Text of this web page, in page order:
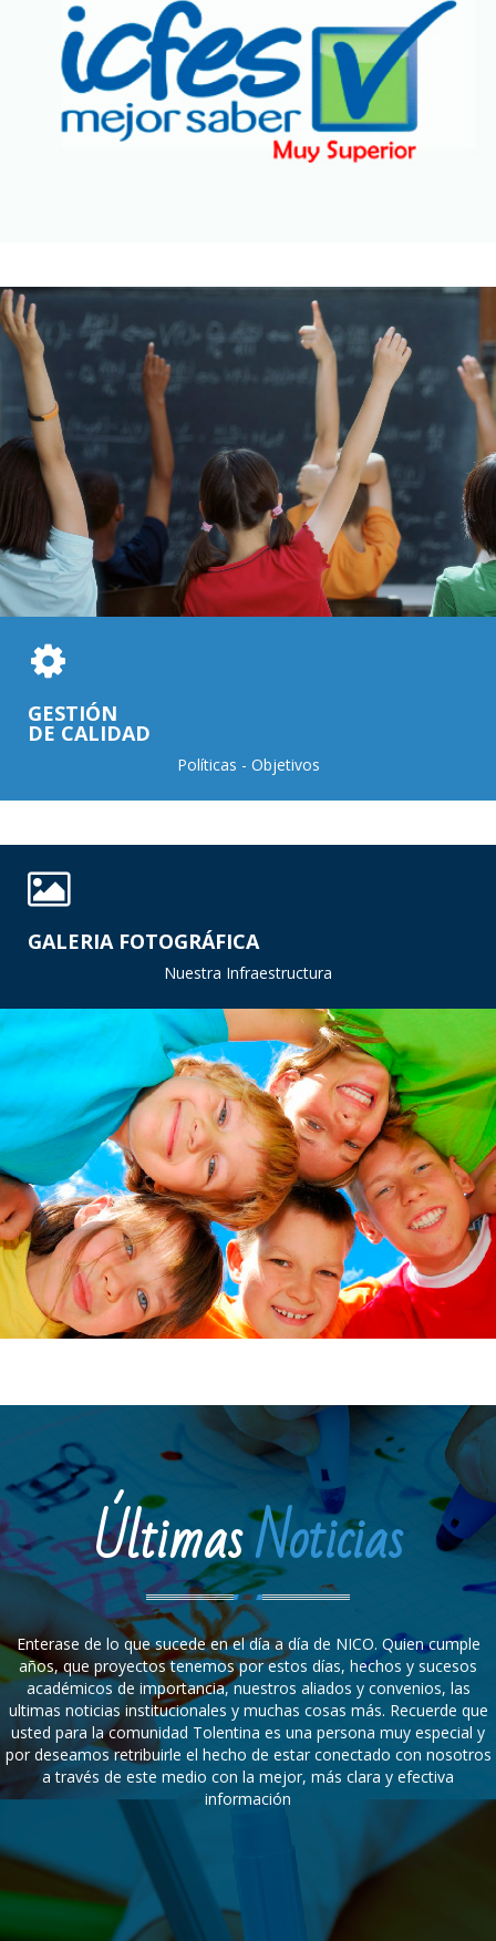
GESTIÓN
DE CALIDAD
Políticas - Objetivos
GALERIA FOTOGRÁFICA
Nuestra Infraestructura
ÚltimasNoticias
Enterase de lo que sucede en el día a día de NICO. Quien cumple
años, que proyectos tenemos por estos días, hechos y sucesos
académicos de importancia, nuestros aliados y convenios, las
ultimas noticias institucionales y muchas cosas más. Recuerde que
usted para la comunidad Tolentina es una persona muy especial y
por deseamos retribuirle el hecho de estar conectado con nosotros
a través de este medio con la mejor, más clara y efectiva
información